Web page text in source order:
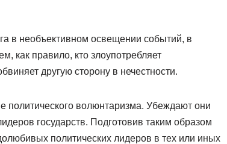
в необъективном освещении событий, в
как правило, кто злоупотребляет
другую сторону в нечестности.
волюнтаризма. Убеждают они
государств. Подготовив таким образом
политических лидеров в тех или иных